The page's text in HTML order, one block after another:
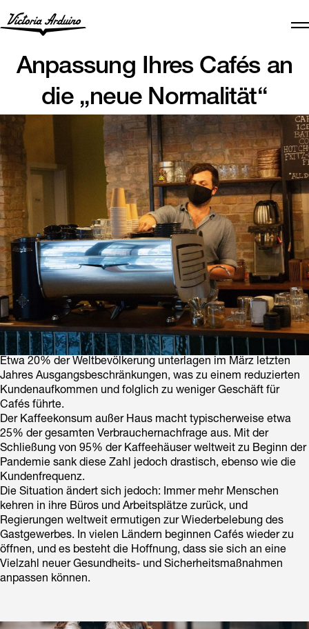
Anpassung Ihres Cafés an
die „neue Normalität“
Etwa 20% der Weltbevölkerung unterlagen im März letzten
Jahres Ausgangsbeschränkungen, was zu einem reduzierten
Kundenaufkommen und folglich zu weniger Geschäft für
Cafés führte.
Der Kaffeekonsum außer Haus macht typischerweise etwa
25% der gesamten Verbrauchernachfrage aus. Mit der
Schließung von 95% der Kaffeehäuser weltweit zu Beginn der
Pandemie sank diese Zahl jedoch drastisch, ebenso wie die
Kundenfrequenz.
Die Situation ändert sich jedoch: Immer mehr Menschen
kehren in ihre Büros und Arbeitsplätze zurück, und
Regierungen weltweit ermutigen zur Wiederbelebung des
Gastgewerbes. In vielen Ländern beginnen Cafés wieder zu
öffnen, und es besteht die Hoffnung, dass sie sich an eine
Vielzahl neuer Gesundheits- und Sicherheitsmaßnahmen
anpassen können.